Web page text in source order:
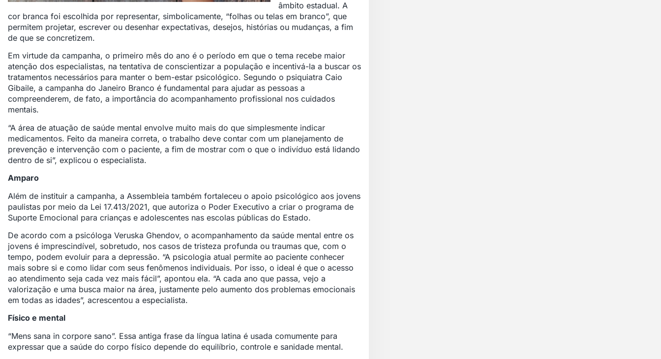
âmbito estadual. A
cor branca foi escolhida por representar, simbolicamente, “folhas ou telas em branco”, que
permitem projetar, escrever ou desenhar expectativas, desejos, histórias ou mudanças, a fim
de que se concretizem.
Em virtude da campanha, o primeiro mês do ano é o período em que o tema recebe maior
atenção dos especialistas, na tentativa de conscientizar a população e incentivá-la a buscar os
tratamentos necessários para manter o bem-estar psicológico. Segundo o psiquiatra Caio
Gibaile, a campanha do Janeiro Branco é fundamental para ajudar as pessoas a
compreenderem, de fato, a importância do acompanhamento profissional nos cuidados
mentais.
“A área de atuação de saúde mental envolve muito mais do que simplesmente indicar
medicamentos. Feito da maneira correta, o trabalho deve contar com um planejamento de
prevenção e intervenção com o paciente, a fim de mostrar com o que o indivíduo está lidando
dentro de si”, explicou o especialista.
Amparo
Além de instituir a campanha, a Assembleia também fortaleceu o apoio psicológico aos jovens
paulistas por meio da Lei 17.413/2021, que autoriza o Poder Executivo a criar o programa de
Suporte Emocional para crianças e adolescentes nas escolas públicas do Estado.
De acordo com a psicóloga Veruska Ghendov, o acompanhamento da saúde mental entre os
jovens é imprescindível, sobretudo, nos casos de tristeza profunda ou traumas que, com o
tempo, podem evoluir para a depressão. “A psicologia atual permite ao paciente conhecer
mais sobre si e como lidar com seus fenômenos individuais. Por isso, o ideal é que o acesso
ao atendimento seja cada vez mais fácil”, apontou ela. “A cada ano que passa, vejo a
valorização e uma busca maior na área, justamente pelo aumento dos problemas emocionais
em todas as idades”, acrescentou a especialista.
Físico e mental
“Mens sana in corpore sano”. Essa antiga frase da língua latina é usada comumente para
expressar que a saúde do corpo físico depende do equilíbrio, controle e sanidade mental.